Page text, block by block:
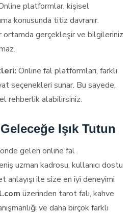
platformlar, kişisel
konusunda titiz davranır.
ortamda gerçekleşir ve bilgileriniz
Online fal platformları, farklı
seçenekleri sunar. Bu sayede,
rehberlik alabilirsiniz.
Işık Tutun
gelen online fal
uzman kadrosu, kullanıcı dostu
anlayışı ile size en iyi deneyimi
üzerinden tarot falı, kahve
ve daha birçok farklı